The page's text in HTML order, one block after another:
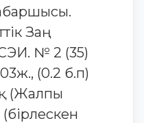
Заң
№ 2 (35)
(0.2 б.п)
(Жалпы